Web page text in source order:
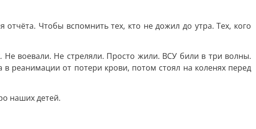
отчёта. Чтобы вспомнить тех, кто не дожил до утра. Тех, кого
воевали. Не стреляли. Просто жили. ВСУ били в три волны.
реанимации от потери крови, потом стоял на коленях перед
наших детей.